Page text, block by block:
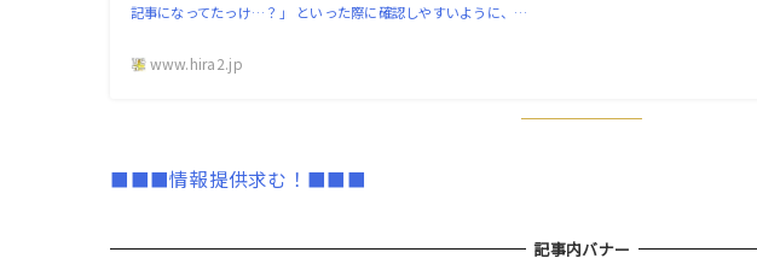
記事になってたっけ…？」 といった際に確認しやすいように、…
www.hira2.jp
■■■情報提供求む！■■■
記事内バナー